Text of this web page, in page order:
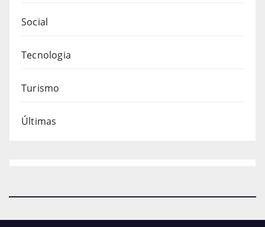
Social
Tecnologia
Turismo
Últimas